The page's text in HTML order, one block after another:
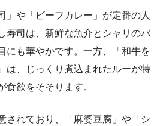
」や「ビーフカレー」が定番の人
寿司は、新鮮な魚介とシャリのバ
にも華やかです。一方、「和牛を
は、じっくり煮込まれたルーが特
食欲をそそります。
されており、「麻婆豆腐」や「シ